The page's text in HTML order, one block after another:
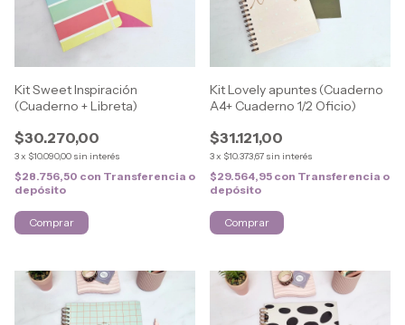
Kit Sweet Inspiración
(Cuaderno + Libreta)
$30.270,00
3x $10.090,00 sin interés
$28.756,50 con Transferencia o
depósito
Kit Lovely apuntes (Cuaderno
A4+ Cuaderno 1/2 Oficio)
$31.121,00
3x $10.373,67 sin interés
$29.564,95 con Transferencia o
depósito